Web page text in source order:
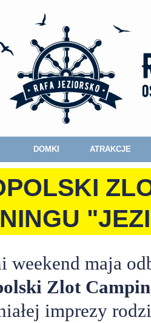
DOMKI ATRAKCJE
weekend maja
Zlot
imprezy